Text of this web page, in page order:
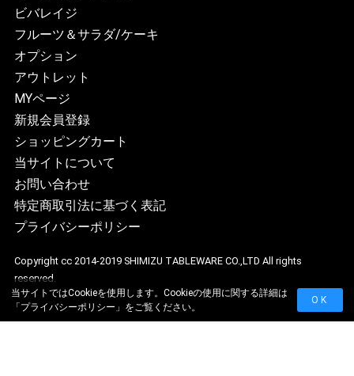
当サイトではCookieを使用します。Cookieの使用に関する詳細は
「 プライバシーポリシー 」をご覧ください。
OK
ビバレイジ
フルーツ＆サラダ/ケーキ
オプション
アウトレット
MYページ
新規会員登録
ショッピングカート
当サイトについて
お問い合わせ
特定商取引法に基づく表記
プライバシーポリシー
Copyright cc 2014-2019 SHIMIZU TABLEWARE CO.,LTD All rights
reserved.